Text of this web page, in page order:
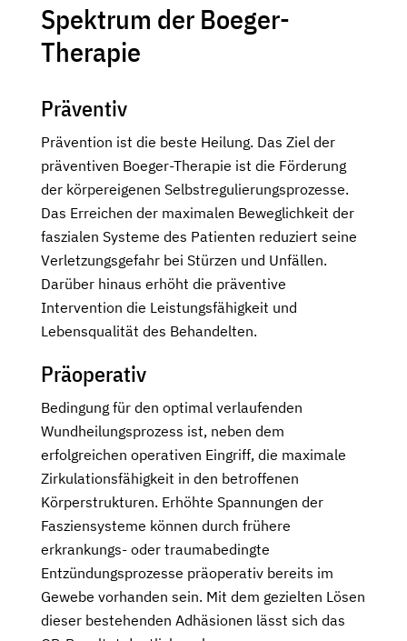
Spektrum der Boeger-
Therapie
Präventiv
Prävention ist die beste Heilung. Das Ziel der
präventiven Boeger-Therapie ist die Förderung
der körpereigenen Selbstregulierungsprozesse.
Das Erreichen der maximalen Beweglichkeit der
faszialen Systeme des Patienten reduziert seine
Verletzungsgefahr bei Stürzen und Unfällen.
Darüber hinaus erhöht die präventive
Intervention die Leistungsfähigkeit und
Lebensqualität des Behandelten.
Präoperativ
Bedingung für den optimal verlaufenden
Wundheilungsprozess ist, neben dem
erfolgreichen operativen Eingriff, die maximale
Zirkulationsfähigkeit in den betroffenen
Körperstrukturen. Erhöhte Spannungen der
Fasziensysteme können durch frühere
erkrankungs- oder traumabedingte
Entzündungsprozesse präoperativ bereits im
Gewebe vorhanden sein. Mit dem gezielten Lösen
dieser bestehenden Adhäsionen lässt sich das